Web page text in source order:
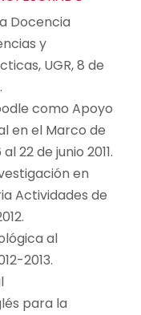
Docencia
y
UGR, 8 de
como Apoyo
en el Marco de
22 de junio 2011.
en
Actividades de
al
2013.
para la